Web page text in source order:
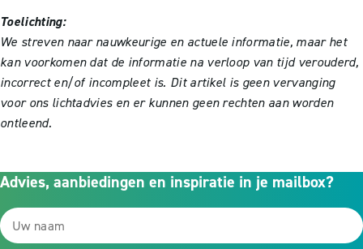
Toelichting:
We streven naar nauwkeurige en actuele informatie, maar het
kan voorkomen dat de informatie na verloop van tijd verouderd,
incorrect en/of incompleet is. Dit artikel is geen vervanging
voor ons lichtadvies en er kunnen geen rechten aan worden
ontleend.
Advies, aanbiedingen en inspiratie in je mailbox?